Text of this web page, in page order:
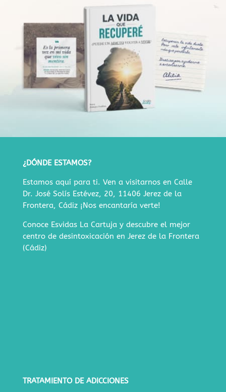
¿DÓNDE ESTAMOS?
Estamos aquí para ti. Ven a visitarnos en Calle
Dr. José Solís Estévez, 20, 11406 Jerez de la
Frontera, Cádiz¡Nos encantaría verte!
Conoce Esvidas La Cartuja y descubre el mejor
centro de desintoxicación en Jerez de la Frontera
(Cádiz)
TRATAMIENTO DE ADICCIONES